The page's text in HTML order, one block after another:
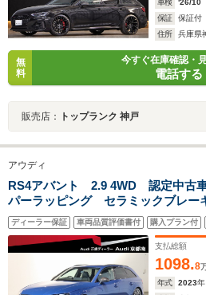
車検 '26/10
保証
保証付
住所
兵庫県
無
料
今すぐ在庫確認・
電話する
販売店： トップランク 神戸
アウディ
RS4アバント 2.9 4WD 認定中
パーラッピング セラミックブレー
カーボンスタイリングPKG パノラマSR RSスポー
ゾースト TVチューナー ヘッドアッ
イバシーガラス
ディーラー保証 車両品質評価書付 購入プラン付
支払総額
1098.8
年式
2023年